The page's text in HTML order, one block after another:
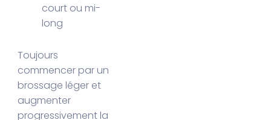
court ou mi-
long
Toujours
commencer par un
brossage léger et
augmenter
progressivement la